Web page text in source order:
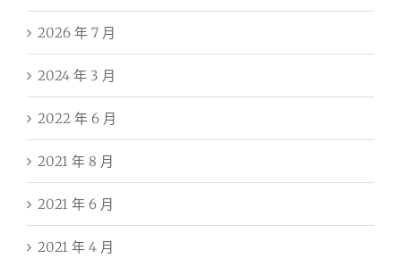
2026 年 7 月
2024 年 3 月
2022 年 6 月
2021 年 8 月
2021 年 6 月
2021 年 4 月